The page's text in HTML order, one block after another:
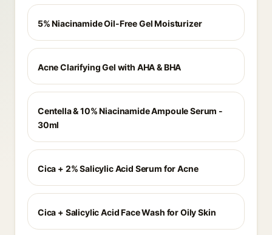
5% Niacinamide Oil-Free Gel Moisturizer
Acne Clarifying Gel with AHA & BHA
Centella & 10% Niacinamide Ampoule Serum -
30ml
Cica + 2% Salicylic Acid Serum for Acne
Cica + Salicylic Acid Face Wash for Oily Skin